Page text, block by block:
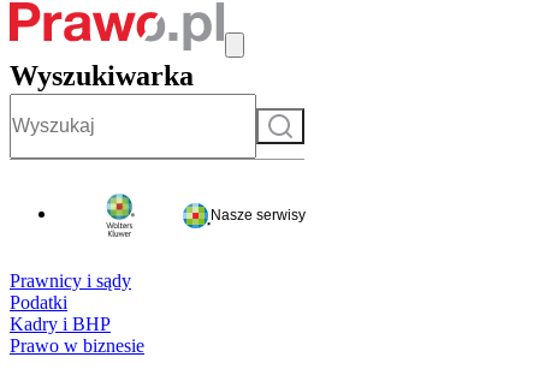
Wyszukiwarka
Szukaj
Nasze serwisy
Prawnicy i sądy
Podatki
Kadry i BHP
Prawo w biznesie